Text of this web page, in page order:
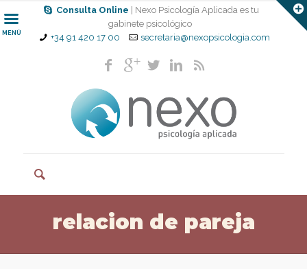
Consulta Online
| Nexo Psicología Aplicada es tu
gabinete psicológico
+34 91 420 17 00
secretaria@nexopsicologia.com
MENÚ
relacion de pareja